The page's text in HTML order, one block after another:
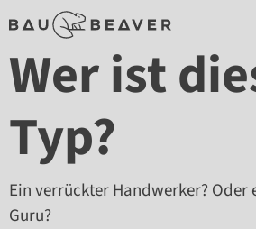
Inhalt
springen
Wer ist
Typ?
Ein verrückter Handwerker? Oder
Guru?